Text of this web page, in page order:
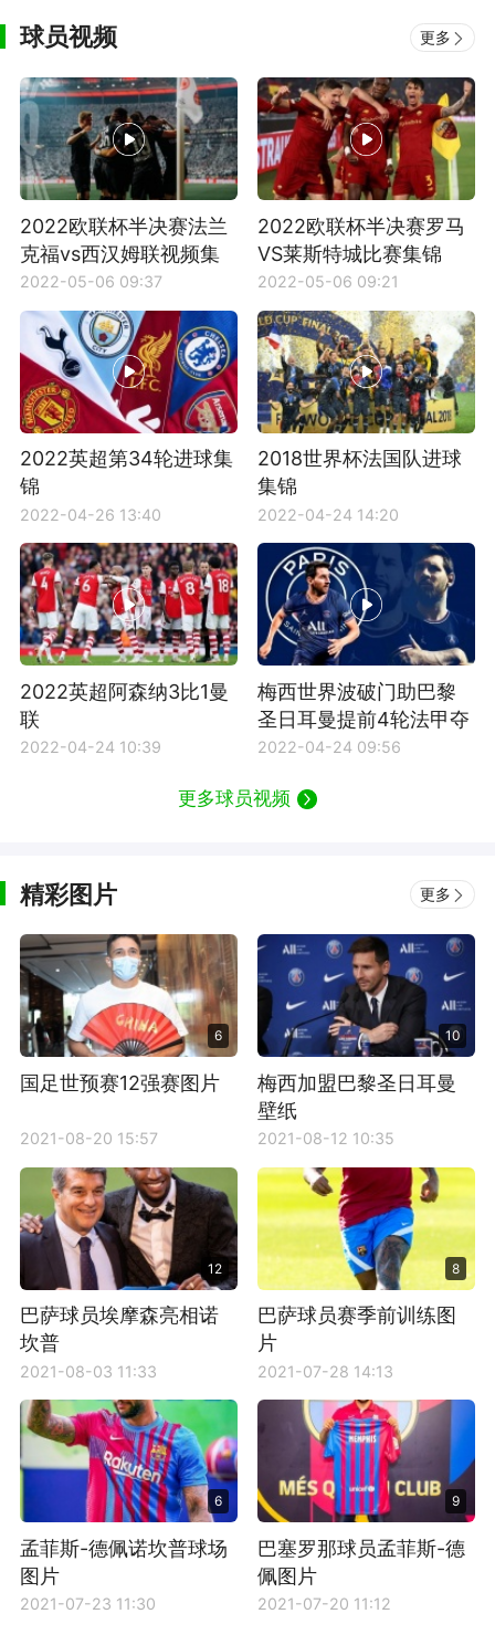
球员视频 更多
2022欧联杯半决赛法兰
克福vs西汉姆联视频集
锦
2022-05-06 09:37
2022欧联杯半决赛罗马
VS莱斯特城比赛集锦
2022-05-06 09:21
2022英超第34轮进球集
锦
2022-04-26 13:40
2018世界杯法国队进球
集锦
2022-04-24 14:20
2022英超阿森纳3比1曼
联
2022-04-24 10:39
梅西世界波破门助巴黎
圣日耳曼提前4轮法甲夺
冠
2022-04-24 09:56
更多球员视频
精彩图片 更多
6
国足世预赛12强赛图片
2021-08-20 15:57
10
梅西加盟巴黎圣日耳曼
壁纸
2021-08-12 10:35
12
巴萨球员埃摩森亮相诺
坎普
2021-08-03 11:33
8
巴萨球员赛季前训练图
片
2021-07-28 14:13
6
孟菲斯-德佩诺坎普球场
图片
2021-07-23 11:30
9
巴塞罗那球员孟菲斯-德
佩图片
2021-07-20 11:12